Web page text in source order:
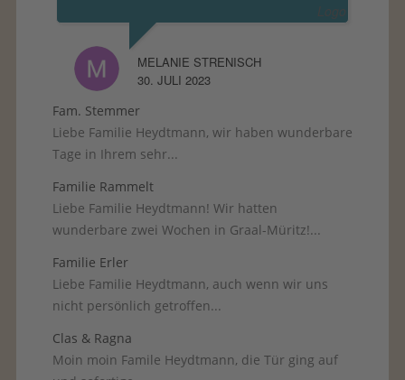
MELANIE STRENISCH
30. JULI 2023
Fam. Stemmer
Liebe Familie Heydtmann, wir haben wunderbare
Tage in Ihrem sehr...
Familie Rammelt
Liebe Familie Heydtmann! Wir hatten
wunderbare zwei Wochen in Graal-Müritz!...
Familie Erler
Liebe Familie Heydtmann, auch wenn wir uns
nicht persönlich getroffen...
Clas & Ragna
Moin moin Famile Heydtmann, die Tür ging auf